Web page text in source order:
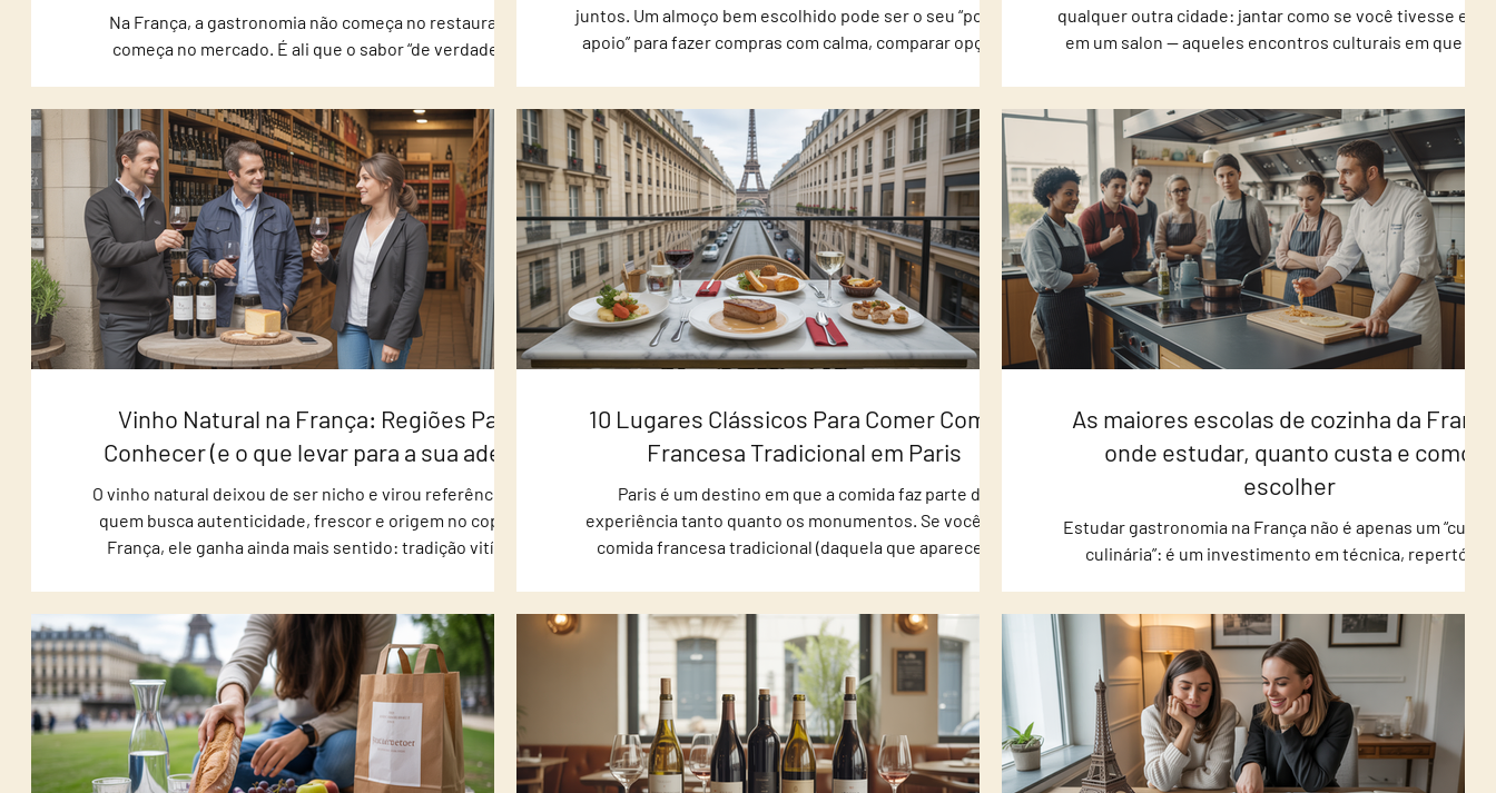
Na França, a gastronomia não começa no restaurante:
começa no mercado. É ali que o sabor “de verdade” se
na semana. Para quem compra (seja para cozinhar em casa,
presentear ou montar uma mesa especial), os mercados
são o caminho mais direto para qualidade, autenticidade e
boas escolhas. Por que os mercados são o coração da
culinária francesa A tradição francesa valoriz
juntos. Um almoço bem escolhido pode ser o seu “ponto de
apoio” para fazer compras com calma, comparar opções e
aproveitar uma experiência premium no meio do dia. Para
ajudar, selecionei 5 lugares perfeitos para almoço em Paris,
com endereços e motivos claros para entrar no seu roteiro.
Se você quer otimizar tempo
qualquer outra cidade: jantar como se você tivesse
em um salon — aqueles encontros culturais em que
Hoje, alguns restaurantes mantêm esse espírito vivo:
baixa, mesas que convidam a ficar, serviço que não
e uma energia perfeita para encontros marcantes. Se
quer atrair atenção, causar boa
Vinho Natural na França: Regiões Para
Conhecer (e o que levar para a sua adega)
O vinho natural deixou de ser nicho e virou referência para
quem busca autenticidade, frescor e origem no copo. Na
França, ele ganha ainda mais sentido: tradição vitícola,
memoráveis (ou abastecer a adega com rótulos que
vendem rápido). Neste guia, você vai conhecer as regiões
francesas mais interessantes para vinho natural, o que
comprar em cada uma e onde ir — com end
10 Lugares Clássicos Para Comer Comida
Francesa Tradicional em Paris
Paris é um destino em que a comida faz parte da
experiência tanto quanto os monumentos. Se você quer
comida francesa tradicional (daquela que aparece em
bem — e de transformar uma refeição em um momento
“uau”. Para facilitar sua escolha (e ajudar você a comprar
com mais confiança), selecionei 10 lugares tradicionais com
endereço completo, sugestões do que pedir e dicas prátic
As maiores escolas de cozinha da
onde estudar, quanto custa e como
escolher
Estudar gastronomia na França não é apenas um “curso
culinária”: é um investimento em técnica, repertório,
(ou uma imersão de alto nível), conhecer as maiores
escolas do país é o primeiro passo para comprar a
certa, sem arrependimentos. Para facilitar sua
reunimos as instituições mais renomadas, o que cada
oferece e os endereços para você planejar v